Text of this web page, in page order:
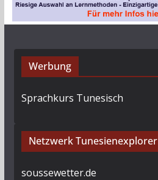
Werbung
Sprachkurs Tunesisch
Netzwerk Tunesienexplorer
soussewetter.de